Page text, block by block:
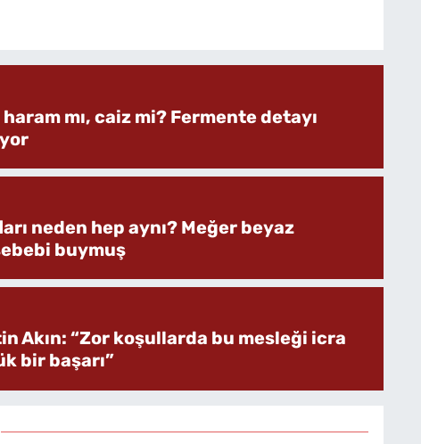
mı, caiz mi? Fermente detayı
neden hep aynı? Meğer beyaz
buymuş
Akın: “Zor koşullarda bu mesleği icra
bir başarı”